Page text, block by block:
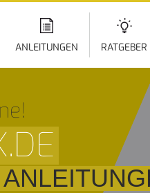
ANLEITUNGEN RATGEBER